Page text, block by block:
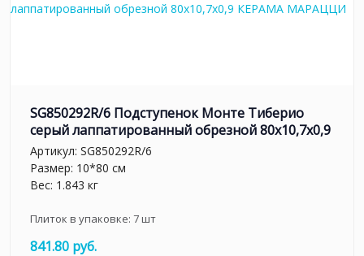
SG850292R/6 Подступенок Монте Тиберио
серый лаппатированный обрезной 80x10,7x0,9
Артикул: SG850292R/6
Размер: 10*80 см
Вес: 1.843 кг
Плиток в упаковке: 7шт
841.80 руб.